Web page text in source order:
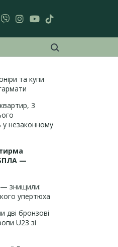
та купи
3
у незаконному
—
— знищили:
упертюха
дві бронзові
U23 зі